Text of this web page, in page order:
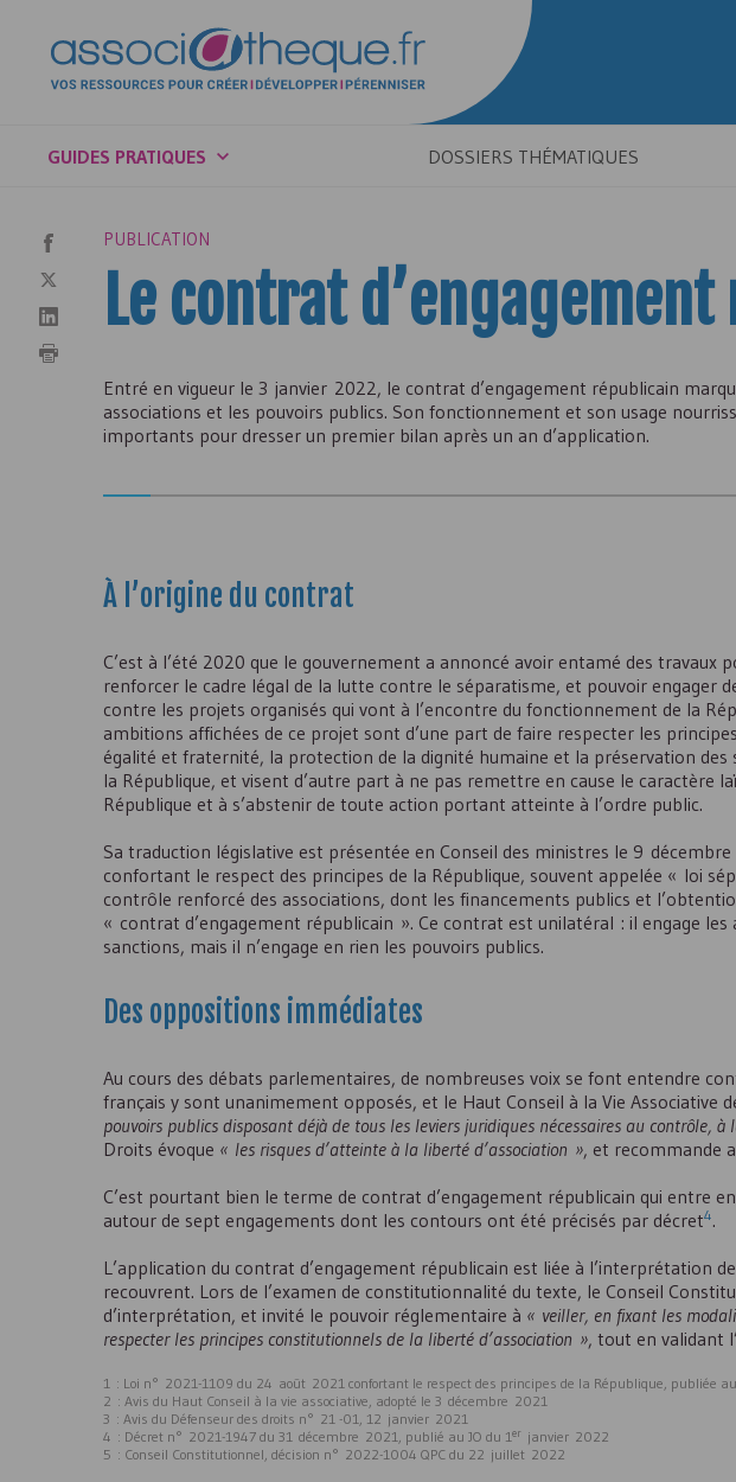
GUIDES PRATIQUES DOSSIERS THÉMATIQUES
PUBLICATION
Le contrat
Entré en vigueur le 3 janvier 2022, le contrat d’engagement républicain
associations et les pouvoirs publics. Son fonctionnement et son usage
importants pour dresser un premier bilan après un an d’application.
À l’origine du contrat
C’est à l’été 2020 que le gouvernement a annoncé avoir entamé des travaux
renforcer le cadre légal de la lutte contre le séparatisme, et pouvoir engager
contre les projets organisés qui vont à l’encontre du fonctionnement de la
ambitions affichées de ce projet sont d’une part de faire respecter les
égalité et fraternité, la protection de la dignité humaine et la préservation des
la République, et visent d’autre part à ne pas remettre en cause le caractère
République et à s’abstenir de toute action portant atteinte à l’ordre public.
Sa traduction législative est présentée en Conseil des ministres le 9
confortant le respect des principes de la République, souvent appelée « loi
contrôle renforcé des associations, dont les financements publics et
« contrat d’engagement républicain ». Ce contrat est unilatéral : il engage
sanctions, mais il n’engage en rien les pouvoirs publics.
Des oppositions immédiates
Au cours des débats parlementaires, de nombreuses voix se font entendre
français y sont unanimement opposés, et le Haut Conseil à la Vie Associative
pouvoirs publics disposant déjà de tous les leviers juridiques nécessaires au contrôle,
Droits évoque « les risques d’atteinte à la liberté d’association », et recommande
C’est pourtant bien le terme de contrat d’engagement républicain qui entre
autour de sept engagements dont les contours ont été précisés par décret4.
L’application du contrat d’engagement républicain est liée à l’interprétation
recouvrent. Lors de l’examen de constitutionnalité du texte, le Conseil
d’interprétation, et invité le pouvoir réglementaire à « veiller, en fixant les
respecter les principes constitutionnels de la liberté d’association », tout en validant
1 : Loi n° 2021-1109 du 24 août 2021 confortant le respect des principes de la République, publiée
2 : Avis du Haut Conseil à la vie associative, adopté le 3 décembre 2021
3 : Avis du Défenseur des droits n° 21 -01, 12 janvier 2021
4 : Décret n° 2021-1947 du 31 décembre 2021, publié au JO du 1er janvier 2022
5 : Conseil Constitutionnel, décision n° 2022-1004 QPC du 22 juillet 2022